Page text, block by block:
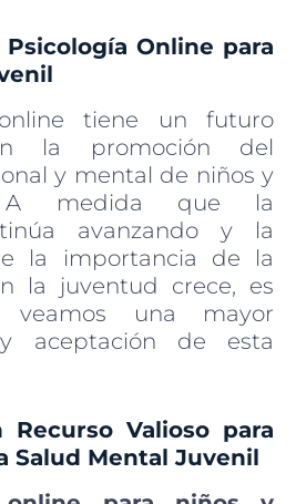
Online para
tiene un futuro
la promoción del
y mental de niños y
A medida que la
avanzando y la
la importancia de la
la juventud crece, es
veamos una mayor
aceptación de esta
Recurso Valioso para
Salud Mental Juvenil